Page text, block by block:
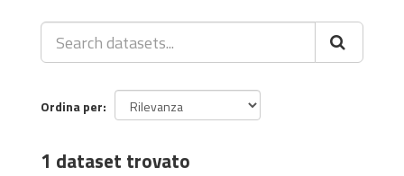
Ordina per
1 dataset trovato